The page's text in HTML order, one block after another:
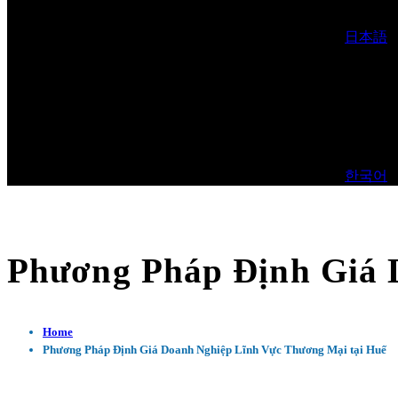
日本語
한국어
Phương Pháp Định Giá
Home
Phương Pháp Định Giá Doanh Nghiệp Lĩnh Vực Thương Mại tại Huế